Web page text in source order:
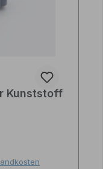
5 von 5 Sternen
Kunststoff